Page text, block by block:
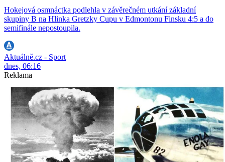
Hokejová osmnáctka podlehla v závěrečném utkání základní
skupiny B na Hlinka Gretzky Cupu v Edmontonu Finsku 4:5 a do
semifinále nepostoupila.
Aktuálně.cz - Sport
dnes, 06:16
Reklama